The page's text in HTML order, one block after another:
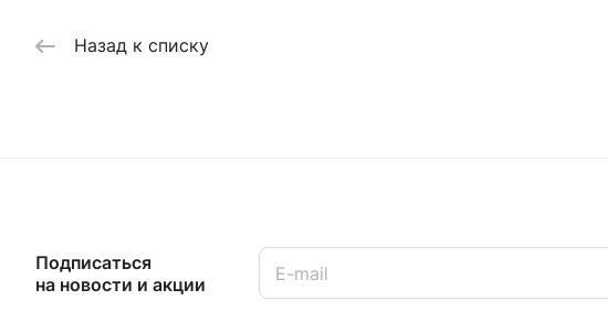
Назад к списку
Подписаться
на новости и акции